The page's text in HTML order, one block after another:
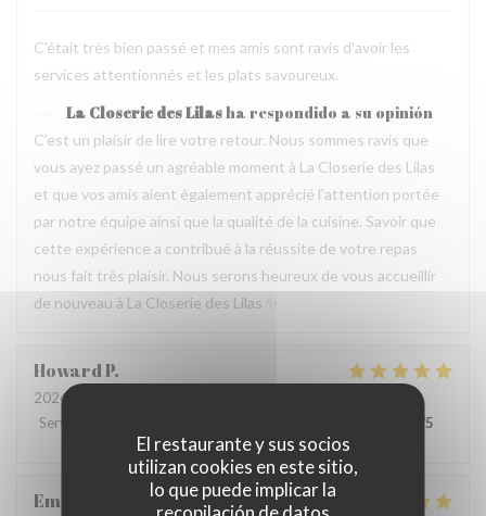
El restaurante y sus socios
utilizan cookies en este sitio,
lo que puede implicar la
C'était très bien passé et mes amis sont ravis d'avoir les
services attentionnés et les plats savoureux.
La Closerie des Lilasha respondido a su opinión
C’est un plaisir de lire votre retour. Nous sommes ravis que
vous ayez passé un agréable moment à La Closerie des Lilas
et que vos amis aient également apprécié l’attention portée
par notre équipe ainsi que la qualité de la cuisine. Savoir que
cette expérience a contribué à la réussite de votre repas
nous fait très plaisir. Nous serons heureux de vous accueillir
de nouveau à La Closerie des Lilas ✨
HowardP
2026-07-31
Servicio
/5
Emanuele